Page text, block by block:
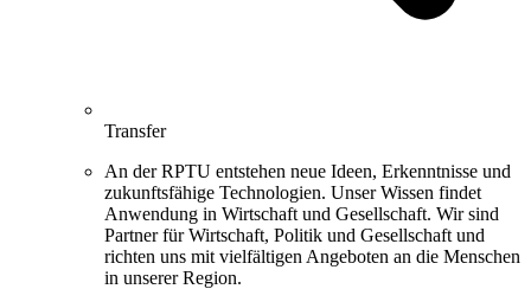
Transfer
An der RPTU entstehen neue Ideen, Erkenntnisse und
zukunftsfähige Technologien. Unser Wissen findet
Anwendung in Wirtschaft und Gesellschaft. Wir sind
Partner für Wirtschaft, Politik und Gesellschaft und
richten uns mit vielfältigen Angeboten an die Menschen
in unserer Region.